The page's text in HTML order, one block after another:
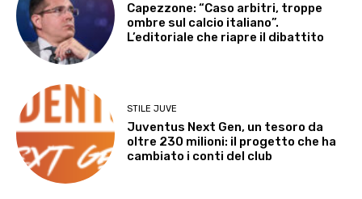
Capezzone: “Caso arbitri, troppe
ombre sul calcio italiano”.
L’editoriale che riapre il dibattito
STILE JUVE
Juventus Next Gen, un tesoro da
oltre 230 milioni: il progetto che ha
cambiato i conti del club